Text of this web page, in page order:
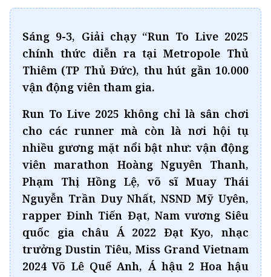
Sáng 9-3, Giải chạy “Run To Live 2025
chính thức diễn ra tại Metropole Thủ
Thiêm (TP Thủ Đức), thu hút gần 10.000
vận động viên tham gia.
Run To Live 2025 không chỉ là sân chơi
cho các runner mà còn là nơi hội tụ
nhiều gương mặt nổi bật như: vận động
viên marathon Hoàng Nguyên Thanh,
Phạm Thị Hồng Lệ, võ sĩ Muay Thái
Nguyễn Trần Duy Nhất, NSND Mỹ Uyên,
rapper Đinh Tiến Đạt, Nam vương Siêu
quốc gia châu Á 2022 Đạt Kyo, nhạc
trưởng Dustin Tiêu, Miss Grand Vietnam
2024 Võ Lê Quế Anh, Á hậu 2 Hoa hậu